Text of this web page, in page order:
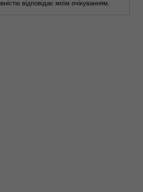
відповідає моїм очікуванням.